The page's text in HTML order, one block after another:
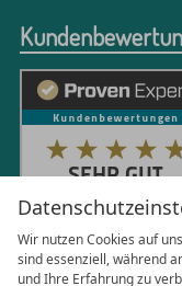
Wir nutzen Cookies auf
sind essenziell, während
und Ihre Erfahrung zu